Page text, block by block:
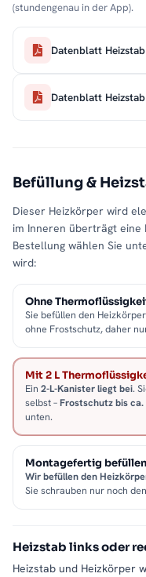
(stundengenau in der App).
Datenblatt
Datenblatt
Befüllung &
Dieser Heizkörper wird
im Inneren überträgt eine
Bestellung wählen Sie
wird:
Ohne
Sie befüllen den Heizkörper
ohne Frostschutz, daher
Mit 2 L
Ein 2-L-Kanister liegt bei.
selbst –Frostschutz bis ca.
unten.
Montagefertig
Wir befüllen den
Sie schrauben nur noch
Heizstab links oder
Heizstab und Heizkörper